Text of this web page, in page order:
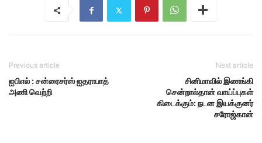
Previous article
ஐபிஎல் : சன்ரைசர்ஸ் ஐதராபாத்
அணி வெற்றி
Next article
சினிமாவில் இணங்கி
சென்றால்தான் வாய்ப்புகள்
கிடைக்கும்: நடன இயக்குனர்
சரோஜ்கான்